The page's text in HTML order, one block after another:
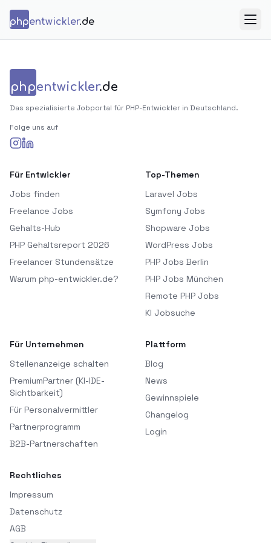
phpentwickler.de
phpentwickler.de
Das spezialisierte Jobportal für PHP-Entwickler in Deutschland.
Folge uns auf
Für Entwickler
Jobs finden
Freelance Jobs
Gehalts-Hub
PHP Gehaltsreport 2026
Freelancer Stundensätze
Warum php-entwickler.de?
Top-Themen
Laravel Jobs
Symfony Jobs
Shopware Jobs
WordPress Jobs
PHP Jobs Berlin
PHP Jobs München
Remote PHP Jobs
KI Jobsuche
Für Unternehmen
Stellenanzeige schalten
PremiumPartner (KI-IDE-
Sichtbarkeit)
Für Personalvermittler
Partnerprogramm
B2B-Partnerschaften
Plattform
Blog
News
Gewinnspiele
Changelog
Login
Rechtliches
Impressum
Datenschutz
AGB